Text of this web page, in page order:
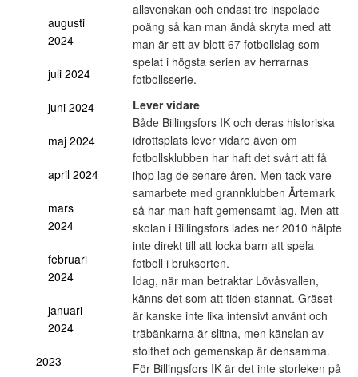
augusti
2024
juli 2024
juni 2024
maj 2024
april 2024
mars
2024
februari
2024
januari
2024
2023
allsvenskan och endast tre inspelade
poäng så kan man ändå skryta med att
man är ett av blott 67 fotbollslag som
spelat i högsta serien av herrarnas
fotbollsserie.
Lever vidare
Både Billingsfors IK och deras historiska
idrottsplats lever vidare även om
fotbollsklubben har haft det svårt att få
ihop lag de senare åren. Men tack vare
samarbete med grannklubben Ärtemark
så har man haft gemensamt lag. Men att
skolan i Billingsfors lades ner 2010 hälpte
inte direkt till att locka barn att spela
fotboll i bruksorten.
Idag, när man betraktar Lövåsvallen,
känns det som att tiden stannat. Gräset
är kanske inte lika intensivt använt och
träbänkarna är slitna, men känslan av
stolthet och gemenskap är densamma.
För Billingsfors IK är det inte storleken på